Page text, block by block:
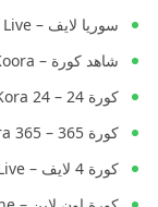
سوريا لايف – Syria Live
شاهد كورة – Shahid Koora
كورة 24 – Kora 24
كورة 365 – Kora 365
كورة 4 لايف – Kooora4Live